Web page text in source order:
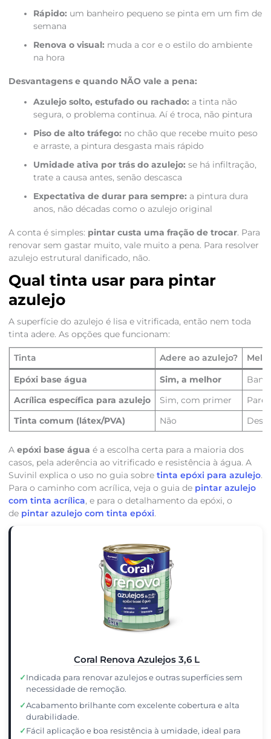
Rápido: um banheiro pequeno se pinta em um fim de
semana
Renova o visual: muda a cor e o estilo do ambiente
na hora
Desvantagens e quando NÃO vale a pena:
Azulejo solto, estufado ou rachado: a tinta não
segura, o problema continua. Aí é troca, não pintura
Piso de alto tráfego: no chão que recebe muito peso
e arraste, a pintura desgasta mais rápido
Umidade ativa por trás do azulejo: se há infiltração,
trate a causa antes, senão descasca
Expectativa de durar para sempre: a pintura dura
anos, não décadas como o azulejo original
A conta é simples: pintar custa uma fração de trocar. Para
renovar sem gastar muito, vale muito a pena. Para resolver
azulejo estrutural danificado, não.
Qual tinta usar para pintar
azulejo
A superfície do azulejo é lisa e vitrificada, então nem toda
tinta adere. As opções que funcionam:
Tinta Adere ao azulejo?
Epóxi base água Sim, a melhor
Acrílica específica para azulejo Sim, com primer
Tinta comum (látex/PVA) Não
A epóxi base água é a escolha certa para a maioria dos
casos, pela aderência ao vitrificado e resistência à água. A
Suvinil explica o uso no guia sobre tinta epóxi para azulejo.
Para o caminho com acrílica, veja o guia de pintar azulejo
com tinta acrílica, e para o detalhamento da epóxi, o
de pintar azulejo com tinta epóxi.
Coral Renova Azulejos 3,6 L
✓Indicada para renovar azulejos e outras superfícies sem
necessidade de remoção.
✓Acabamento brilhante com excelente cobertura e alta
durabilidade.
✓Fácil aplicação e boa resistência à umidade, ideal para